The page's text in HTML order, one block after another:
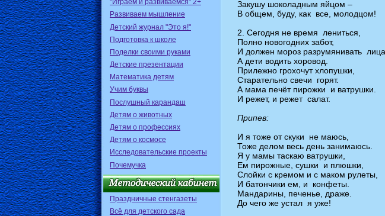
"Играем и развиваемся" 2+
Развиваем мышление
Детский журнал "Это я!"
Подготовка к школе
Поделки своими руками
Детские презентации
Математика детям
Учим буквы
Послушный карандаш
Детям о животных
Детям о профессиях
Детям о космосе
Исследовательские проекты
Почемучка
Праздничные стенгазеты
Всё для детского сада
Закушу шоколадным яйцом –
В общем, буду, как все, молодцом!
2. Сегодня не время лениться,
Полно новогодних забот,
И должен мороз разрумянивать лица,
А дети водить хоровод.
Прилежно грохочут хлопушки,
Старательно свечи горят.
А мама печёт пирожки и ватрушки.
И режет, и режет салат.
Припев:
И я тоже от скуки не маюсь,
Тоже делом весь день занимаюсь.
Я у мамы таскаю ватрушки,
Ем пирожные, сушки и плюшки,
Слойки с кремом и с маком рулеты,
И батончики ем, и конфеты.
Мандарины, печенье, драже.
До чего же устал я уже!